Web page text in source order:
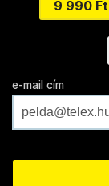
9 990 Ft
e-mail cím